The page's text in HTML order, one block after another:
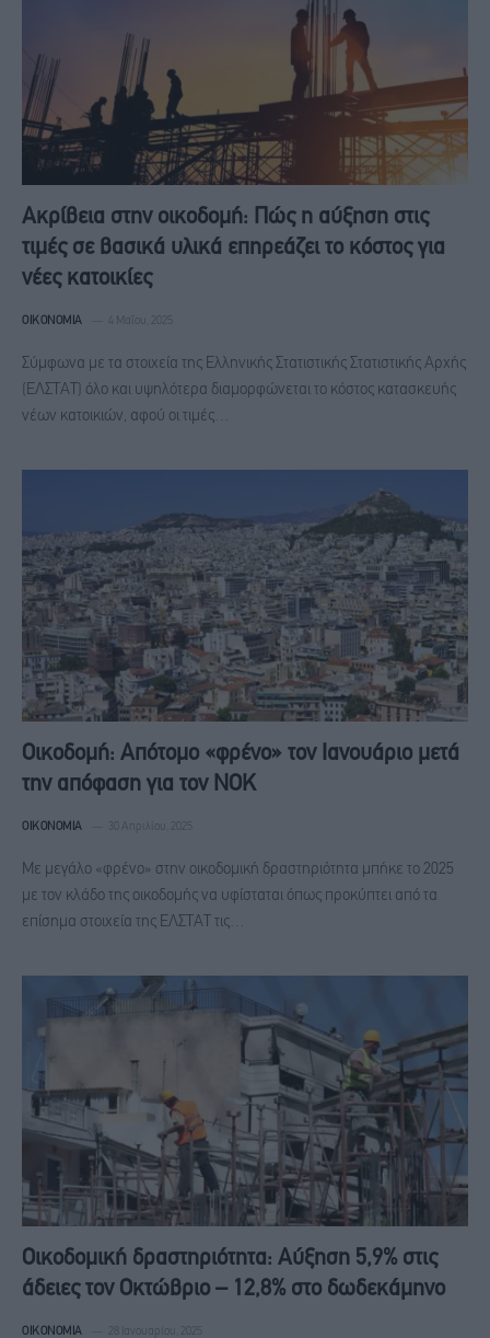
Ακρίβεια στην οικοδομή: Πώς η αύξηση στις
τιμές σε βασικά υλικά επηρεάζει το κόστος για
νέες κατοικίες
ΟΙΚΟΝΟΜΊΑ 4 Μαΐου, 2025
Σύμφωνα με τα στοιχεία της Ελληνικής Στατιστικής Στατιστικής Αρχής
(ΕΛΣΤΑΤ) όλο και υψηλότερα διαμορφώνεται το κόστος κατασκευής
νέων κατοικιών, αφού οι τιμές…
Οικοδομή: Απότομο «φρένο» τον Ιανουάριο μετά
την απόφαση για τον ΝΟΚ
ΟΙΚΟΝΟΜΊΑ 30 Απριλίου, 2025
Με μεγάλο «φρένο» στην οικοδομική δραστηριότητα μπήκε το 2025
με τον κλάδο της οικοδομής να υφίσταται όπως προκύπτει από τα
επίσημα στοιχεία της ΕΛΣΤΑΤ τις…
Οικοδομική δραστηριότητα: Αύξηση 5,9% στις
άδειες τον Οκτώβριο – 12,8% στο δωδεκάμηνο
ΟΙΚΟΝΟΜΊΑ 28 Ιανουαρίου, 2025